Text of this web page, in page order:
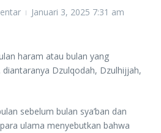
Januari 3, 2025 7:31 am
haram atau bulan yang
Dzulqodah, Dzulhijjah,
sebelum bulan sya’ban dan
ulama menyebutkan bahwa